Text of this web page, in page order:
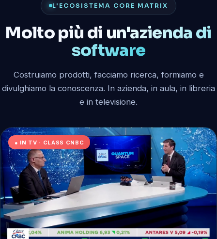
L'ECOSISTEMA CORE MATRIX
Molto più di un'azienda di
software
Costruiamo prodotti, facciamo ricerca, formiamo e
divulghiamo la conoscenza. In azienda, in aula, in libreria
e in televisione.
● IN TV · CLASS CNBC